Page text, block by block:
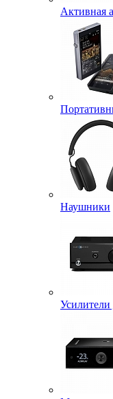
Активная
Наушники